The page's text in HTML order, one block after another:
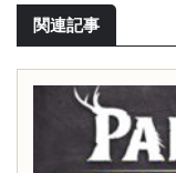
関連記事